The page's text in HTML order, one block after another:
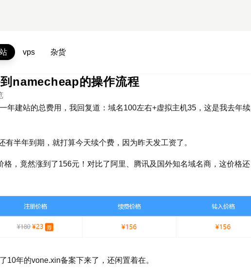
vps 杂货
namecheap的操作流程
年建站的总费用，我回复道：域名100左右+虚拟主机35，这是我去年续
有半年到期，就打算今天续个费，因为昨天发工资了。
格，竟然涨到了156元！对比了阿里、腾讯及国外知名域名商，这价格还
10年的vone.xin备案下来了，还闲置着在。